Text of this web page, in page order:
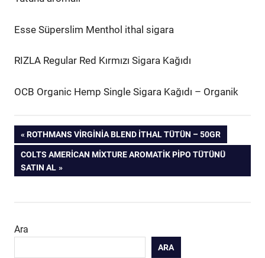
Esse Süperslim Menthol ithal sigara
RIZLA Regular Red Kırmızı Sigara Kağıdı
OCB Organic Hemp Single Sigara Kağıdı – Organik
Yazı
gezinmesi
PREVIOUS
POST:
ROTHMANS VIRGINIA BLEND ITHAL TÜTÜN – 50GR
NEXT
POST:
COLTS AMERICAN MIXTURE AROMATIK PIPO TÜTÜNÜ
SATIN AL
Ara
ARA